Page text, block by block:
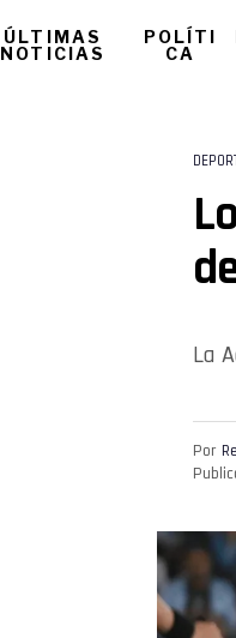
ÚLTIMAS
NOTICIAS
POLÍTI
CA
La
Por